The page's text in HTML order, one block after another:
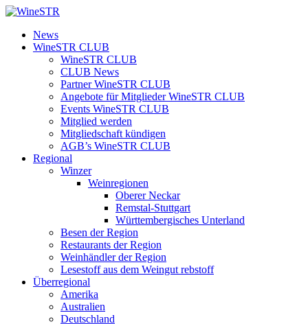
Zum
springen
WineSTR
News
WineSTR CLUB
WineSTR CLUB
CLUB News
Partner WineSTR CLUB
Angebote für Mitglieder WineSTR CLUB
Events WineSTR CLUB
Mitglied werden
Mitgliedschaft kündigen
AGB’s WineSTR CLUB
Regional
Winzer
Weinregionen
Oberer Neckar
Remstal-Stuttgart
Württembergisches Unterland
Besen der Region
Restaurants der Region
Weinhändler der Region
Lesestoff aus dem Weingut rebstoff
Überregional
Amerika
Australien
Deutschland